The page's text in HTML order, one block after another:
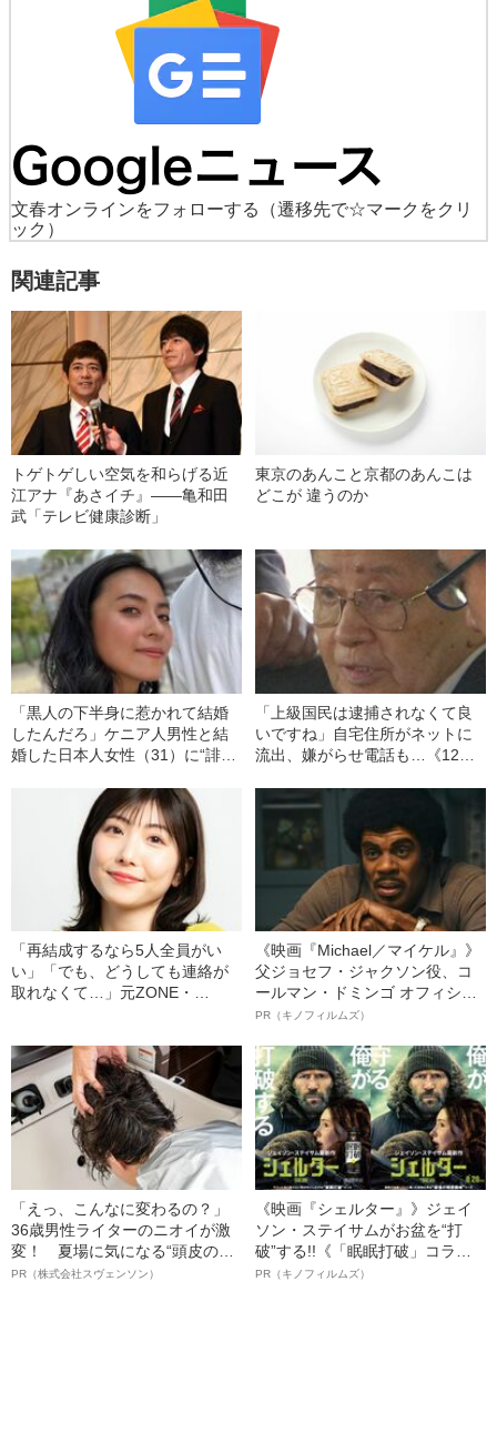
文春オンラインをフォローする
（遷移先で☆マークをクリ
ック）
関連記事
トゲトゲしい空気を和らげる近
江アナ『あさイチ』――亀和田
武「テレビ健康診断」
東京のあんこと京都のあんこは
どこが 違うのか
「黒人の下半身に惹かれて結婚
したんだろ」ケニア人男性と結
婚した日本人女性（31）に“誹謗
感じる“外国人差別”のリアル
「上級国民は逮捕されなくて良
いですね」自宅住所がネットに
流出、嫌がらせ電話も…《12人
への暴力」
「再結成するなら5人全員がい
い」「でも、どうしても連絡が
取れなくて…」元ZONE・
理由
《映画『Michael／マイケル』》
父ジョセフ・ジャクソン役、コ
ールマン・ドミンゴ オフィシャ
ルインタビュー“観客を魅了した
語る”《日本興収70億円突破》
PR（キノフィルムズ）
「えっ、こんなに変わるの？」
36歳男性ライターのニオイが激
変！ 夏場に気になる“頭皮のニ
オイ”や“ベタつき”を解消す
PR（株式会社スヴェンソン）
《映画『シェルター』》ジェイ
ソン・ステイサムがお盆を“打
破”する!!《「眠眠打破」コラ
ボ》
PR（キノフィルムズ）